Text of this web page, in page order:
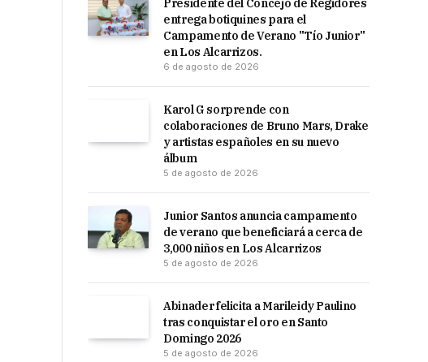
Presidente del Concejo de Regidores
entrega botiquines para el
Campamento de Verano "Tío Junior"
en Los Alcarrizos.
6 de agosto de 2026
Karol G sorprende con
colaboraciones de Bruno Mars, Drake
y artistas españoles en su nuevo
álbum
5 de agosto de 2026
Junior Santos anuncia campamento
de verano que beneficiará a cerca de
3,000 niños en Los Alcarrizos
5 de agosto de 2026
Abinader felicita a Marileidy Paulino
tras conquistar el oro en Santo
Domingo 2026
5 de agosto de 2026